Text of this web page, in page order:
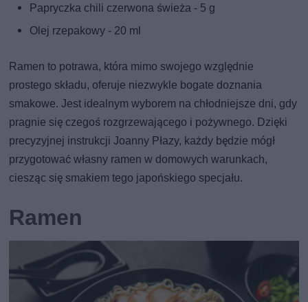
Papryczka chili czerwona świeża - 5 g
Olej rzepakowy - 20 ml
Ramen to potrawa, która mimo swojego względnie
prostego składu, oferuje niezwykle bogate doznania
smakowe. Jest idealnym wyborem na chłodniejsze dni, gdy
pragnie się czegoś rozgrzewającego i pożywnego. Dzięki
precyzyjnej instrukcji Joanny Płazy, każdy będzie mógł
przygotować własny ramen w domowych warunkach,
ciesząc się smakiem tego japońskiego specjału.
Ramen